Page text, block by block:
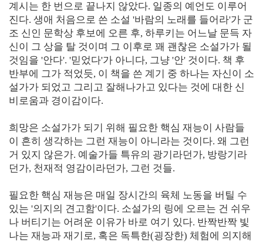
계시는 한 번으로 끝나지 않았다. 일종의 예언도 이루어
진다. 생애 처음으로 쓴 소설 '바람의 노래를 들어라'가 군
조 신인 문학상 후보에 오른 후, 하루키는 어느날 문득 자
신이 그 상을 탈 것이며 그 이후로 꽤 괜찮은 소설가가 될
것임을 '안다'. '믿었다'가 아니다, 그냥 '안' 것이다. 책 후
반부에 그가 적었듯, 이 책을 쓴 계기 중 하나는 자신이 소
설가가 되었고 그리고 잘해나가고 있다는 것에 대한 신
비로움과 경이감이다.
희망은 소설가가 되기 위해 필요한 핵심 재능이 사람들
이 흔히 생각하는 그런 재능이 아니라는 것이다. 왜 그런
거 있지 않은가. 예술가들 특유의 광기라던가, 방랑기라
던가, 천재적 영감이라던가, 그런 것들.
필요한 핵심 재능은 매일 장시간의 육체 노동을 버틸 수
있는 '의지의 견고함'이다. 소설가의 링에 오르는 건 쉬우
나 버티기는 어려운 이유가 바로 여기 있다. 반짝반짝 빛
나는 재능과 재기로, 혹은 독특한(굉장한) 체험에 의지해